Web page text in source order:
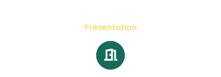
Présentation